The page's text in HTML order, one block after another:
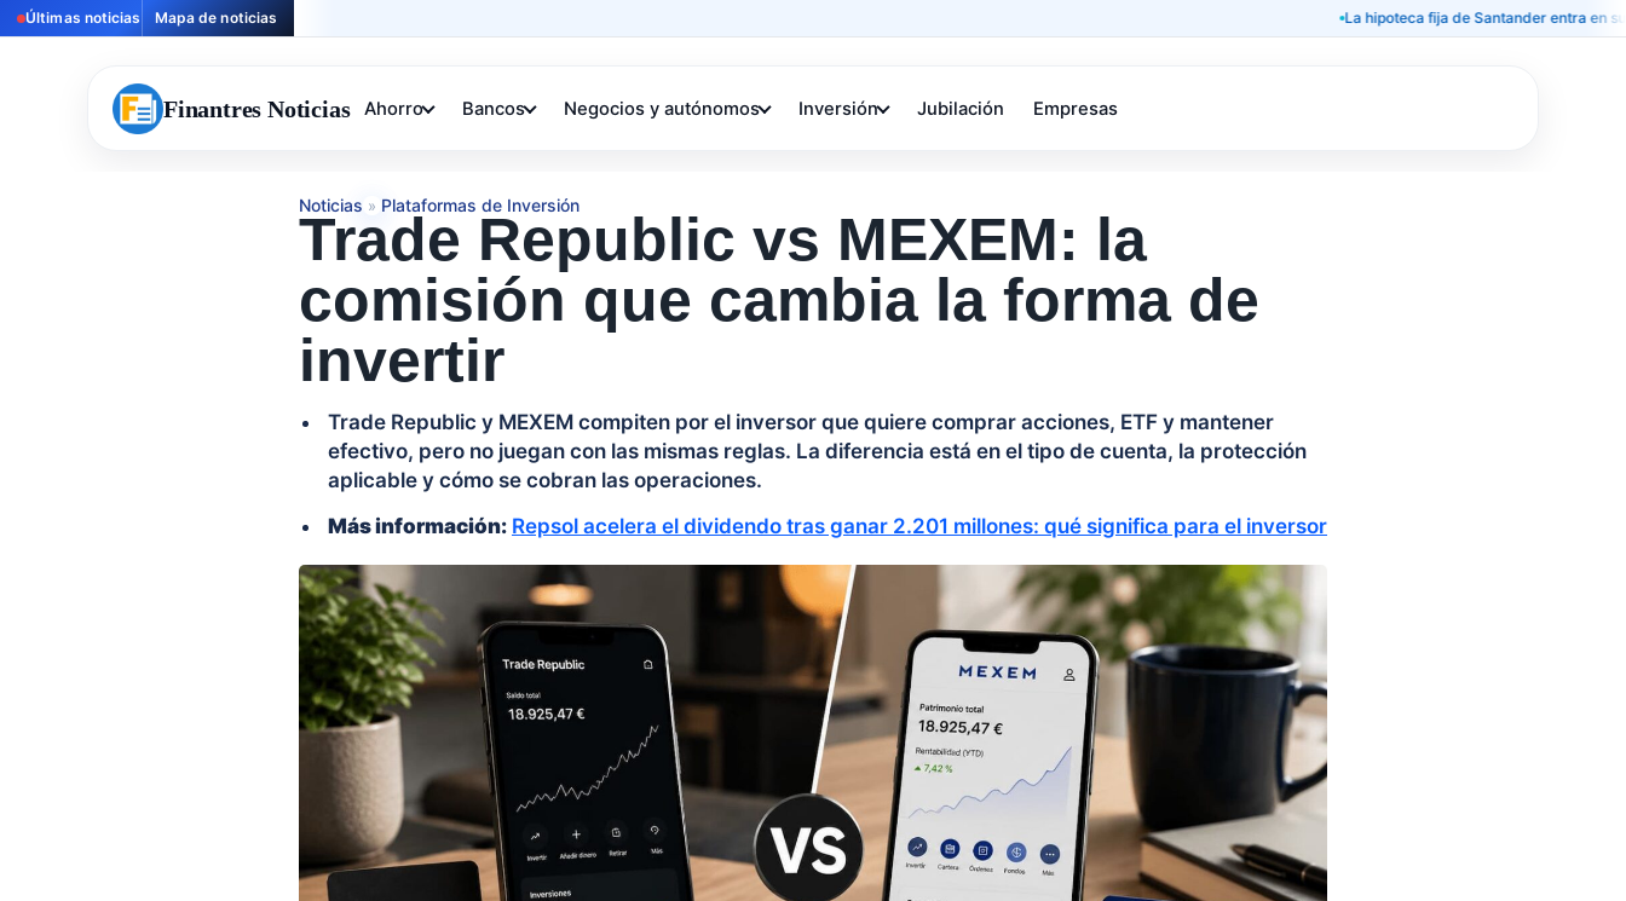
Últimas noticias Mapa de noticias La hipoteca fija de Santander entra en sus
Finantres Noticias Ahorro Bancos Negocios y autónomos Inversión Jubilación Empresas
Noticias » Plataformas de Inversión
Trade Republic vs MEXEM: la
comisión que cambia la forma de
invertir
Trade Republic y MEXEM compiten por el inversor que quiere comprar acciones, ETF y mantener
efectivo, pero no juegan con las mismas reglas. La diferencia está en el tipo de cuenta, la protección
aplicable y cómo se cobran las operaciones.
Más información: Repsol acelera el dividendo tras ganar 2.201 millones: qué significa para el inversor